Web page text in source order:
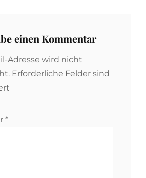
einen Kommentar
Adresse wird nicht
Erforderliche Felder sind
*